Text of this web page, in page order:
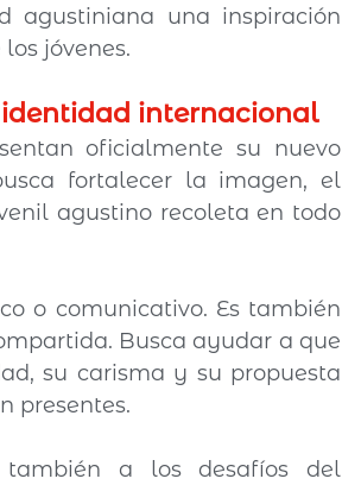
agustiniana una inspiración
jóvenes.
identidad internacional
fortalecer la imagen, el
agustino recoleta en todo
o comunicativo. Es también
Busca ayudar a que
su carisma y su propuesta
presentes.
también a los desafíos del